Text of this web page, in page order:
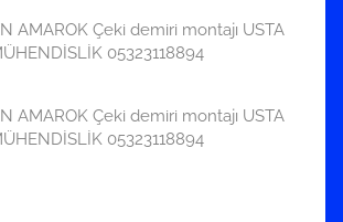
AMAROK Çeki demiri montajı USTA
05323118894
AMAROK Çeki demiri montajı USTA
05323118894